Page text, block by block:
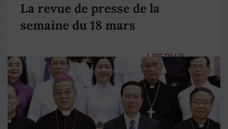
La revue de presse de la
semaine du 18 mars
LIRE PLUS →